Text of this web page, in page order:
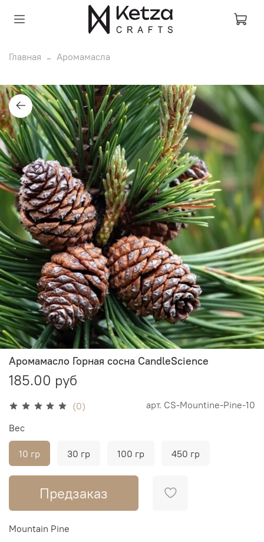
Главная Аромамасла
(0) арт. CS-Mountine-Pine-10
Аромамасло Горная сосна CandleScience
185.00 руб
Предзаказ
Вес
10 гр 30 гр 100 гр 450 гр
Mountain Pine